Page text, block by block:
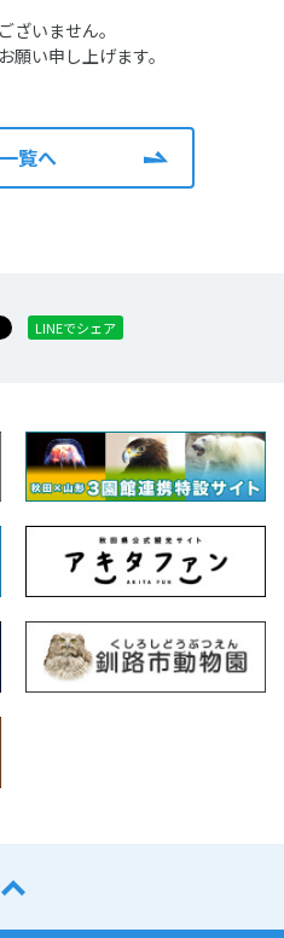
ざいません。
願い申し上げます。
覧へ
LINEでシェア